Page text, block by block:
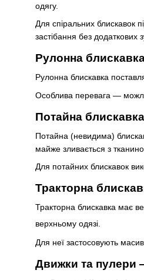
одягу.
Для спіральних блискавок
застібання без додаткових
Рулонна
Рулонна блискавка
Особлива перевага —
Потайна блискавка
Потайна (невидима)
майже зливається з
Для потайних блискавок
Тракторна
Тракторна блискавка має
верхньому одязі.
Для неї застосовують
Движки та пулери